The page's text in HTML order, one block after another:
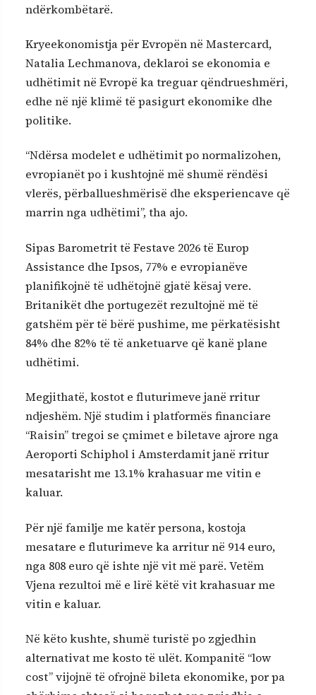
ndërkombëtarë.
Kryeekonomistja për Evropën në Mastercard,
Natalia Lechmanova, deklaroi se ekonomia e
udhëtimit në Evropë ka treguar qëndrueshmëri,
edhe në një klimë të pasigurt ekonomike dhe
politike.
“Ndërsa modelet e udhëtimit po normalizohen,
evropianët po i kushtojnë më shumë rëndësi
vlerës, përballueshmërisë dhe eksperiencave që
marrin nga udhëtimi”, tha ajo.
Sipas Barometrit të Festave 2026 të Europ
Assistance dhe Ipsos, 77% e evropianëve
planifikojnë të udhëtojnë gjatë kësaj vere.
Britanikët dhe portugezët rezultojnë më të
gatshëm për të bërë pushime, me përkatësisht
84% dhe 82% të të anketuarve që kanë plane
udhëtimi.
Megjithatë, kostot e fluturimeve janë rritur
ndjeshëm. Një studim i platformës financiare
“Raisin” tregoi se çmimet e biletave ajrore nga
Aeroporti Schiphol i Amsterdamit janë rritur
mesatarisht me 13.1% krahasuar me vitin e
kaluar.
Për një familje me katër persona, kostoja
mesatare e fluturimeve ka arritur në 914 euro,
nga 808 euro që ishte një vit më parë. Vetëm
Vjena rezultoi më e lirë këtë vit krahasuar me
vitin e kaluar.
Në këto kushte, shumë turistë po zgjedhin
alternativat me kosto të ulët. Kompanitë “low
cost” vijojnë të ofrojnë bileta ekonomike, por pa